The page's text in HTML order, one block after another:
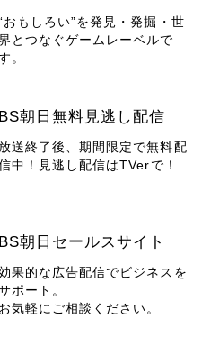
おもしろい”を発見・発掘・世
とつなぐゲームレーベルで
。
BS朝日無料見逃し配信
送終了後、期間限定で無料配
中！見逃し配信はTVerで！
BS朝日セールスサイト
果的な広告配信でビジネスを
ポート。
お気軽にご相談ください。